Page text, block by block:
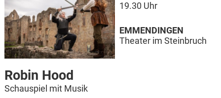
19.30 Uhr
Robin Hood
Schauspiel mit Musik
EMMENDINGEN
Theater im Steinbruch